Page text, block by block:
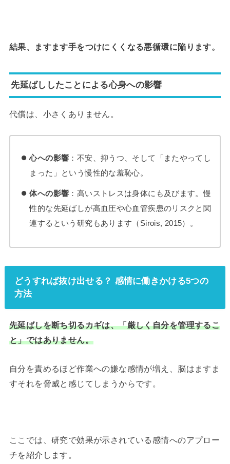
結果、ますます手をつけにくくなる悪循環に陥ります。
先延ばししたことによる心身への影響
代償は、小さくありません。
心への影響 ：不安、抑うつ、そして「またやってし
まった」という慢性的な羞恥心。
体への影響 ：高いストレスは身体にも及びます。慢
性的な先延ばしが高血圧や心血管疾患のリスクと関
連するという研究もあります（Sirois, 2015）。
どうすれば抜け出せる？ 感情に働きかける5つの
方法
先延ばしを断ち切るカギは、「厳しく自分を管理するこ
と」ではありません。
自分を責めるほど作業への嫌な感情が増え、脳はますま
すそれを脅威と感じてしまうからです。
ここでは、研究で効果が示されている感情へのアプロー
チを紹介します。